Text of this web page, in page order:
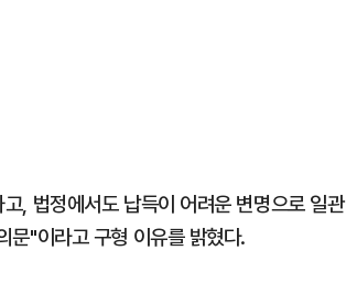
, 법정에서도 납득이 어려운 변명으로 일관
문"이라고 구형 이유를 밝혔다.